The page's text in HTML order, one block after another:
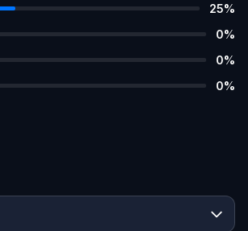
25%
0%
0%
0%